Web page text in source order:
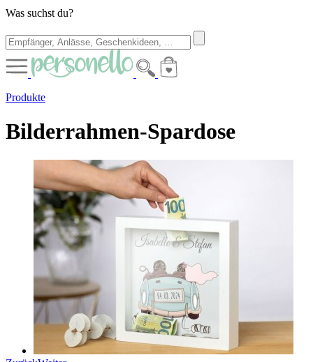
Was suchst du?
Produkte
Bilderrahmen-Spardose